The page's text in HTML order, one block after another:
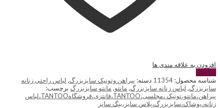
افزودن به علاقه مندی ها
مقایسه
شناسه محصول: 11354 دسته: پیراهن وتونیک سایزبزرگ, لباس راحتی زنانه
سایزبزرگ, لباس زنانه سایزبزرگ, مانتو, مانتو سایزبزرگ برچسب:
پیراهن،مانتو،تونیک ،مجلسی،TANTOO،فانتزی،فروشگاهTANTOO،لباس
زنانه،پوشاک،سایزبزرگ،پلاس سایز،بیگ سایز